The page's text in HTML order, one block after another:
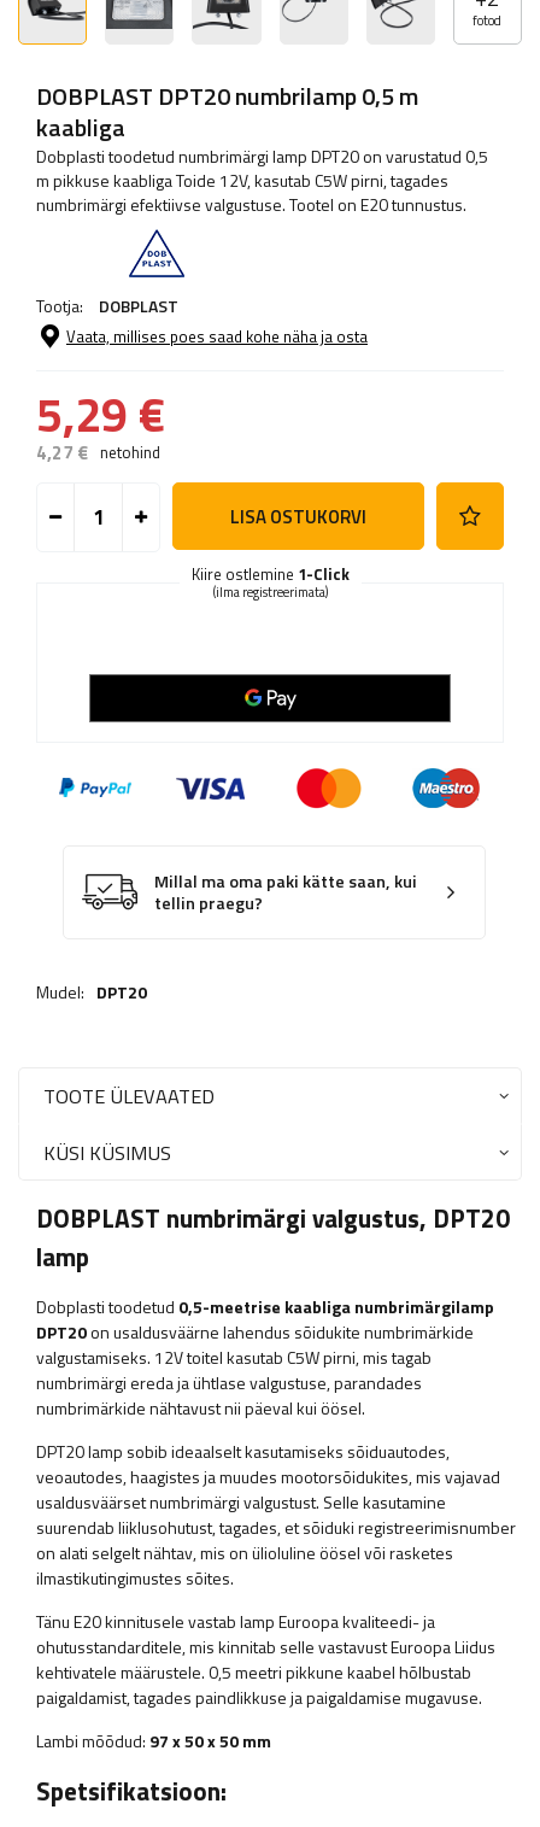
fotod
DOBPLAST DPT20 numbrilamp 0,5 m
kaabliga
Dobplasti toodetud numbrimärgi lamp DPT20 on varustatud 0,5
m pikkuse kaabliga Toide 12V, kasutab C5W pirni, tagades
numbrimärgi efektiivse valgustuse. Tootel on E20 tunnustus.
Tootja: DOBPLAST
Vaata, millises poes saad kohe näha ja osta
5,29 €
4,27 € netohind
LISA OSTUKORVI
Kiire ostlemine 1-Click
(ilma registreerimata)
Millal ma oma paki kätte saan, kui
tellin praegu?
Mudel: DPT20
TOOTE ÜLEVAATED
KÜSI KÜSIMUS
DOBPLAST numbrimärgi valgustus, DPT20
lamp
Dobplasti toodetud 0,5-meetrise kaabliga numbrimärgilamp
DPT20on usaldusväärne lahendus sõidukite numbrimärkide
valgustamiseks. 12V toitel kasutab C5W pirni, mis tagab
numbrimärgi ereda ja ühtlase valgustuse, parandades
numbrimärkide nähtavust nii päeval kui öösel.
DPT20 lamp sobib ideaalselt kasutamiseks sõiduautodes,
veoautodes, haagistes ja muudes mootorsõidukites, mis vajavad
usaldusväärset numbrimärgi valgustust. Selle kasutamine
suurendab liiklusohutust, tagades, et sõiduki registreerimisnumber
on alati selgelt nähtav, mis on ülioluline öösel või rasketes
ilmastikutingimustes sõites.
Tänu E20 kinnitusele vastab lamp Euroopa kvaliteedi- ja
ohutusstandarditele, mis kinnitab selle vastavust Euroopa Liidus
kehtivatele määrustele. 0,5 meetri pikkune kaabel hõlbustab
paigaldamist, tagades paindlikkuse ja paigaldamise mugavuse.
Lambi mõõdud: 97 x 50 x 50 mm
Spetsifikatsioon: